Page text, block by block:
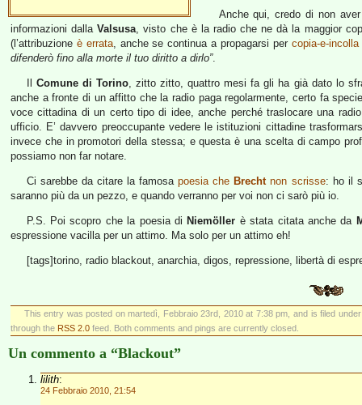
Anche qui, credo di non
informazioni dallaValsusa, visto che è la radio che ne dà la maggior
(l’attribuzione è errata, anche se continua a propagarsi per copia-e-
difenderò fino alla morte il tuo diritto a dirlo”.
Comune di Torino, zitto zitto, quattro mesi fa gli ha già dato lo
anche a fronte di un affitto che la radio paga regolarmente, certo fa
voce cittadina di un certo tipo di idee, anche perché traslocare una
ufficio. E’ davvero preoccupante vedere le istituzioni cittadine
invece che in promotori della stessa; e questa è una scelta di campo
possiamo non far notare.
Ci sarebbe da citare la famosapoesia che Brechtnon scrisse: ho il
saranno più da un pezzo, e quando verranno per voi non ci sarò più io.
P.S. Poi scopro che la poesia di Niemöller è stata citata anche da
espressione vacilla per un attimo. Ma solo per un attimo eh!
[tags]torino, radio blackout, anarchia, digos, repressione, libertà di
This entry was posted on martedì, Febbraio 23rd, 2010 at 7:38 pm, and is filed
through the RSS 2.0 feed. Both comments and pings are currently closed.
Un commento a “Blackout”
lilith:
24 Febbraio 2010, 21:54